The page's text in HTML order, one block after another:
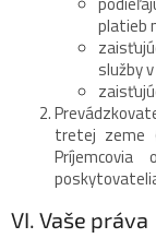
platieb
služby
tretej zeme
VI. Vaše práva